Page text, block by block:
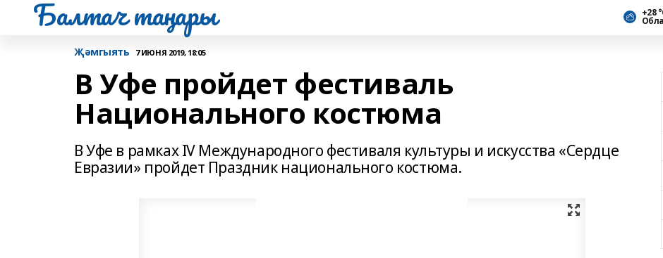
Балтач таңнары +28
Җәмгыять 7 ИЮНЯ 2019, 18:05
В Уфе пройдет фестиваль
Национального костюма
В Уфе в рамках IV Международного фестиваля культуры и искусства «Сердце
Евразии» пройдет Праздник национального костюма.